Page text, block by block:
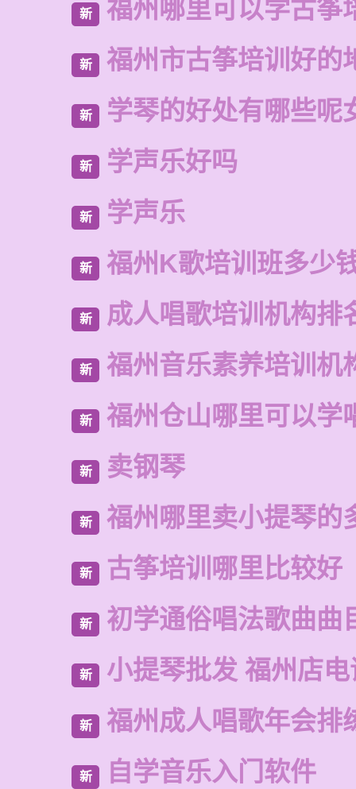
新 福州哪里可以学古筝
新 福州市古筝培训好的
新 学琴的好处有哪些呢
新 学声乐好吗
新 学声乐
新 福州K歌培训班多少
新 成人唱歌培训机构排
新 福州音乐素养培训机
新 福州仓山哪里可以学
新 卖钢琴
新 福州哪里卖小提琴的
新 古筝培训哪里比较好
新 初学通俗唱法歌曲曲
新 小提琴批发 福州店
新 福州成人唱歌年会排
新 自学音乐入门软件